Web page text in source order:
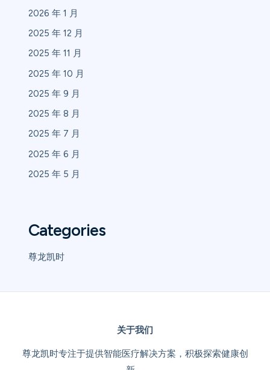
2026 年 1 月
2025 年 12 月
2025 年 11 月
2025 年 10 月
2025 年 9 月
2025 年 8 月
2025 年 7 月
2025 年 6 月
2025 年 5 月
Categories
尊龙凯时
关于我们
尊龙凯时专注于提供智能医疗解决方案，积极探索健康创